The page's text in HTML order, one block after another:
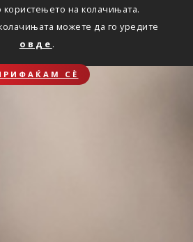
користењето на колачињата.
можете да го уредите
овде .
СЀ